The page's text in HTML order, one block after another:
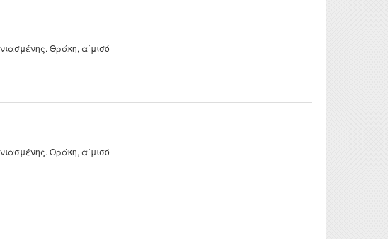
Θράκη, α΄μισό
Θράκη, α΄μισό